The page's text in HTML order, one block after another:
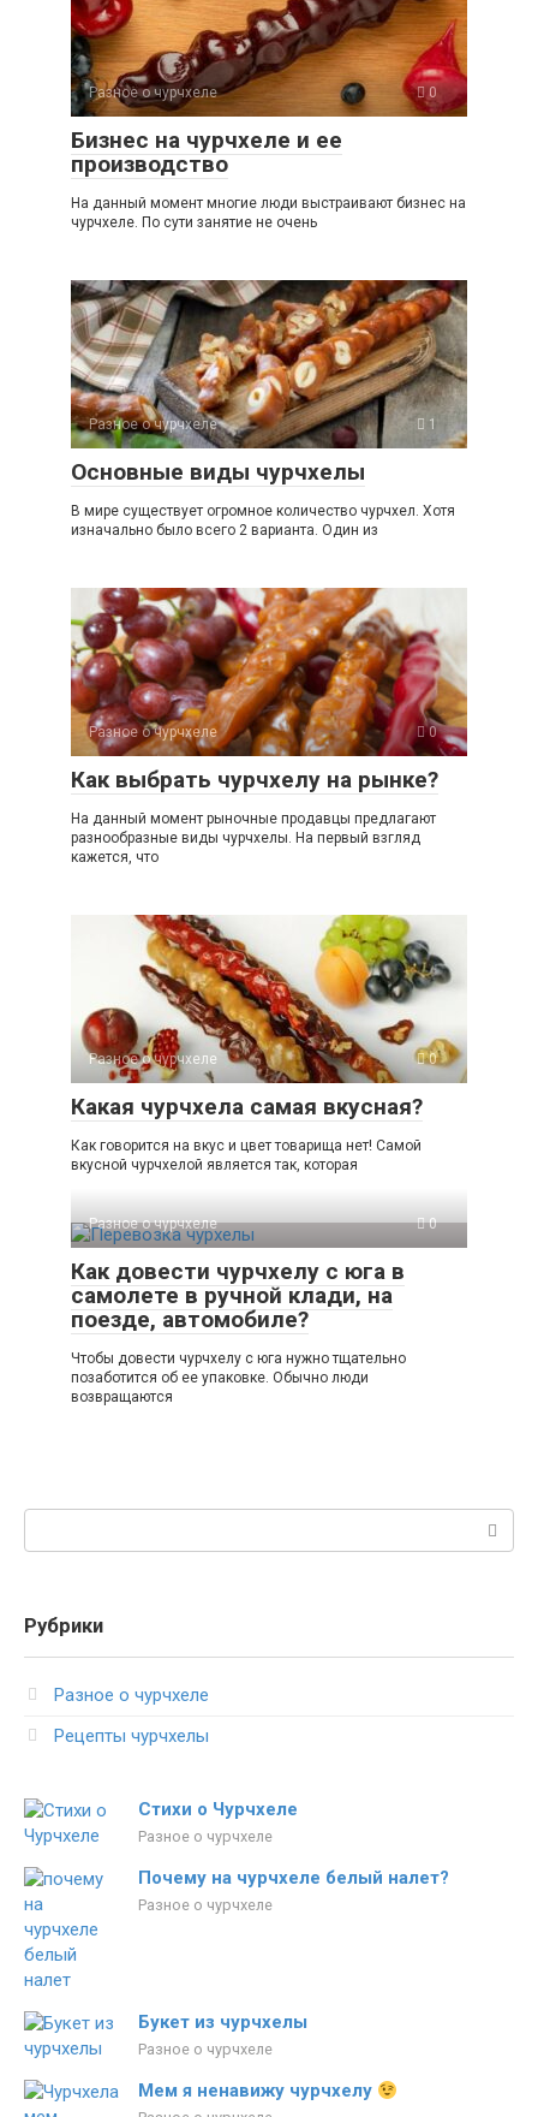
Разное о чурчхеле 0
Бизнес на чурчхеле и ее
производство
На данный момент многие люди выстраивают бизнес на
чурчхеле. По сути занятие не очень
Разное о чурчхеле 1
Основные виды чурчхелы
В мире существует огромное количество чурчхел. Хотя
изначально было всего 2 варианта. Один из
Разное о чурчхеле 0
Как выбрать чурчхелу на рынке?
На данный момент рыночные продавцы предлагают
разнообразные виды чурчхелы. На первый взгляд
кажется, что
Разное о чурчхеле 0
Какая чурчхела самая вкусная?
Как говорится на вкус и цвет товарища нет! Самой
вкусной чурчхелой является так, которая
Разное о чурчхеле 0
Как довести чурчхелу с юга в
самолете в ручной клади, на
поезде, автомобиле?
Чтобы довести чурчхелу с юга нужно тщательно
позаботится об ее упаковке. Обычно люди
возвращаются
Поиск:
Рубрики
Разное о чурчхеле
Рецепты чурчхелы
Стихи о Чурчхеле
Разное о чурчхеле
Почему на чурчхеле белый налет?
Разное о чурчхеле
Букет из чурчхелы
Разное о чурчхеле
Мем я ненавижу чурчхелу